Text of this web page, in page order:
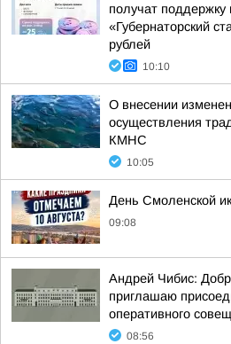
получат поддержку
«Губернаторский
рублей
10:10
О внесении
осуществления
КМНС
10:05
День Смоленской
09:08
Андрей Чибис:
приглашаю
оперативного
08:56